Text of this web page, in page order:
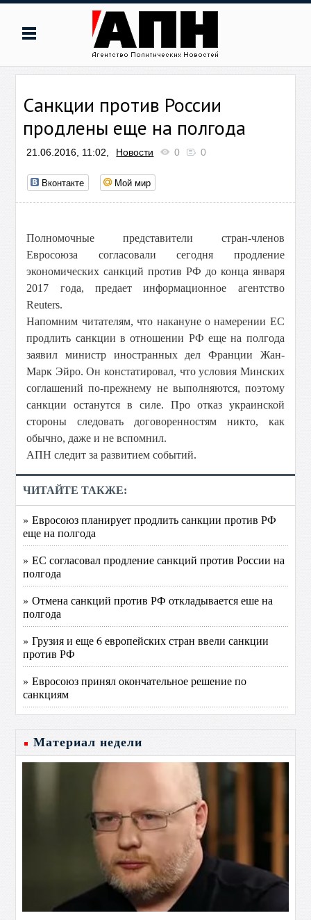
Санкции против России
продлены еще на полгода
21.06.2016, 11:02, Новости 0 0
Вконтакте Мой мир
Полномочные представители стран-членов
Евросоюза согласовали сегодня продление
экономических санкций против РФ до конца января
2017 года, предает информационное агентство
Reuters.
Напомним читателям, что накануне о намерении ЕС
продлить санкции в отношении РФ еще на полгода
заявил министр иностранных дел Франции Жан-
Марк Эйро. Он констатировал, что условия Минских
соглашений по-прежнему не выполняются, поэтому
санкции останутся в силе. Про отказ украинской
стороны следовать договоренностям никто, как
обычно, даже и не вспомнил.
АПН следит за развитием событий.
ЧИТАЙТЕ ТАКЖЕ:
» Евросоюз планирует продлить санкции против РФ
еще на полгода
» ЕС согласовал продление санкций против России на
полгода
» Отмена санкций против РФ откладывается еше на
полгода
» Грузия и еще 6 европейских стран ввели санкции
против РФ
» Евросоюз принял окончательное решение по
санкциям
Материал недели